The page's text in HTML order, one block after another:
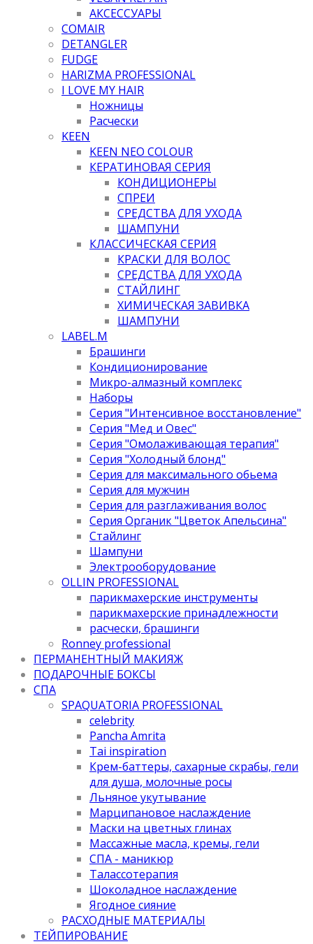
АКСЕССУАРЫ
COMAIR
DETANGLER
FUDGE
HARIZMA PROFESSIONAL
I LOVE MY HAIR
Ножницы
Расчески
KEEN
KEEN NEO COLOUR
КЕРАТИНОВАЯ СЕРИЯ
КОНДИЦИОНЕРЫ
СПРЕИ
СРЕДСТВА ДЛЯ УХОДА
ШАМПУНИ
КЛАССИЧЕСКАЯ СЕРИЯ
КРАСКИ ДЛЯ ВОЛОС
СРЕДСТВА ДЛЯ УХОДА
СТАЙЛИНГ
ХИМИЧЕСКАЯ ЗАВИВКА
ШАМПУНИ
LABEL.M
Брашинги
Кондиционирование
Микро-алмазный комплекс
Наборы
Серия "Интенсивное восстановление"
Серия "Мед и Овес"
Серия "Омолаживающая терапия"
Серия "Холодный блонд"
Серия для максимального обьема
Серия для мужчин
Серия для разглаживания волос
Серия Органик "Цветок Апельсина"
Стайлинг
Шампуни
Электрооборудование
OLLIN PROFESSIONAL
парикмахерские инструменты
парикмахерские принадлежности
расчески, брашинги
Ronney professional
ПЕРМАНЕНТНЫЙ МАКИЯЖ
ПОДАРОЧНЫЕ БОКСЫ
СПА
SPAQUATORIA PROFESSIONAL
celebrity
Pancha Amrita
Tai inspiration
Крем-баттеры, сахарные скрабы, гели
для душа, молочные росы
Льняное укутывание
Марципановое наслаждение
Маски на цветных глинах
Массажные масла, кремы, гели
СПА - маникюр
Талассотерапия
Шоколадное наслаждение
Ягодное сияние
РАСХОДНЫЕ МАТЕРИАЛЫ
ТЕЙПИРОВАНИЕ